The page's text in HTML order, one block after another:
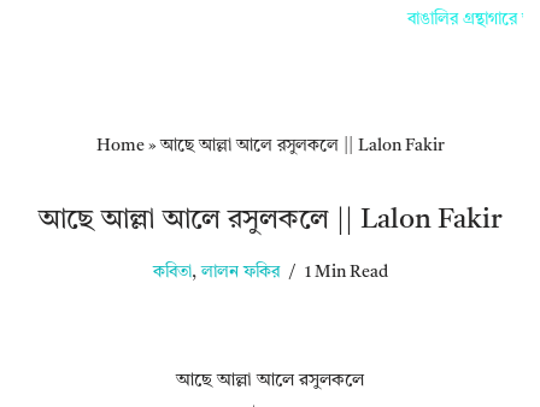
বাঙালির গ্রন্থাগারে
Home»আছে আল্লা আলে রসুলকলে || Lalon Fakir
আছে আল্লা আলে রসুলকলে || Lalon Fakir
কবিতা, লালন ফকির 1 Min Read
আছে আল্লা আলে রসুলকলে